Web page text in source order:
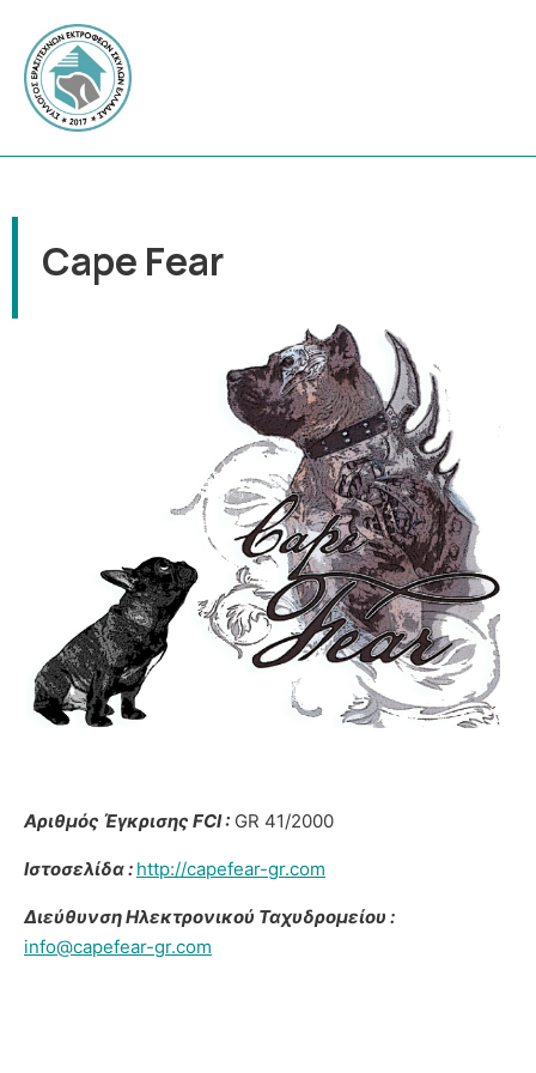
Cape Fear
Αριθμός Έγκρισης FCI : GR 41/2000
Ιστοσελίδα : http://capefear-gr.com
Διεύθυνση Ηλεκτρονικού Ταχυδρομείου :
info@capefear-gr.com